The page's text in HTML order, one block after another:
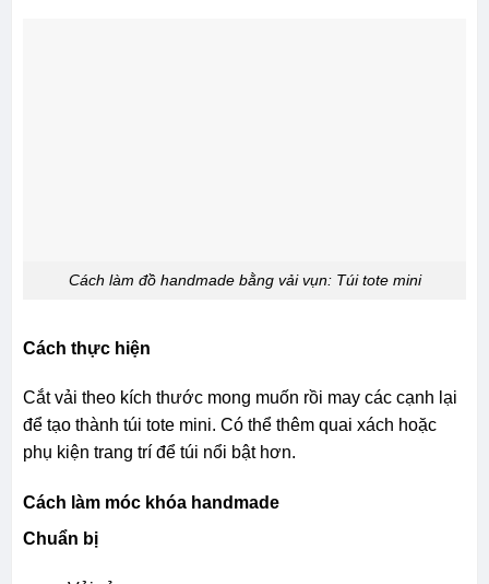
Cách làm đồ handmade bằng vải vụn: Túi tote mini
Cách thực hiện
Cắt vải theo kích thước mong muốn rồi may các cạnh lại
để tạo thành túi tote mini. Có thể thêm quai xách hoặc
phụ kiện trang trí để túi nổi bật hơn.
Cách làm móc khóa handmade
Chuẩn bị